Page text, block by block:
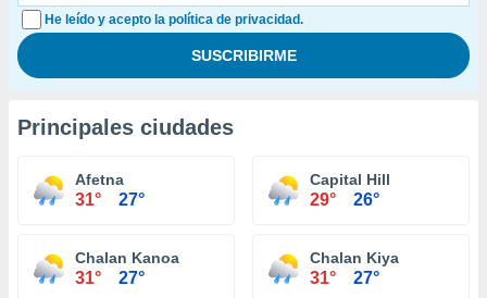
He leído y acepto la política de privacidad.
Principales ciudades
Afetna
31° 27°
Capital Hill
29° 26°
Chalan Kanoa
31° 27°
Chalan Kiya
31° 27°